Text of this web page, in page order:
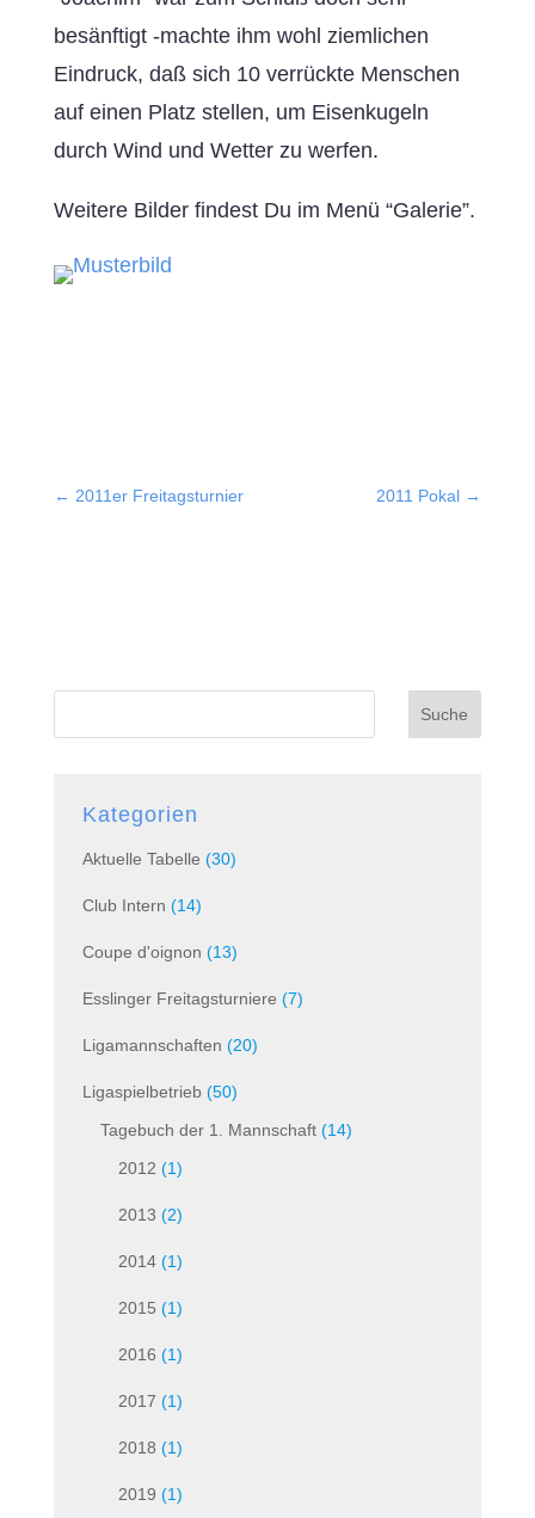
besänftigt -machte ihm wohl ziemlichen
Eindruck, daß sich 10 verrückte Menschen
auf einen Platz stellen, um Eisenkugeln
durch Wind und Wetter zu werfen.
Weitere Bilder findest Du im Menü “Galerie”.
← 2011er Freitagsturnier 2011 Pokal →
Suche
Kategorien
Aktuelle Tabelle (30)
Club Intern (14)
Coupe d'oignon (13)
Esslinger Freitagsturniere (7)
Ligamannschaften (20)
Ligaspielbetrieb(50)
Tagebuch der 1. Mannschaft(14)
2012 (1)
2013 (2)
2014(1)
2015 (1)
2016 (1)
2017 (1)
2018 (1)
2019 (1)